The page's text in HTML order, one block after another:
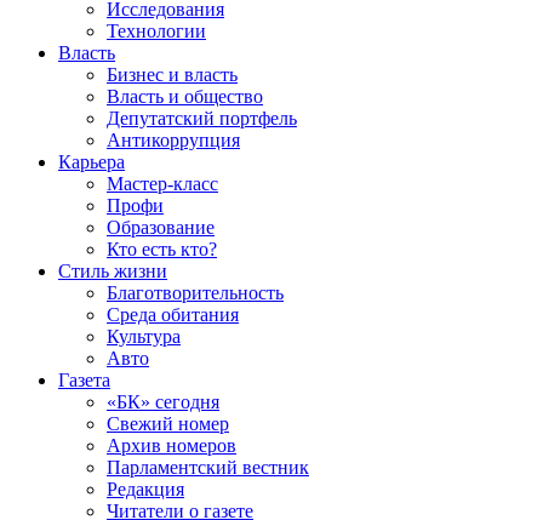
Исследования
Технологии
Власть
Бизнес и власть
Власть и общество
Депутатский портфель
Антикоррупция
Карьера
Мастер-класс
Профи
Образование
Кто есть кто?
Стиль жизни
Благотворительность
Среда обитания
Культура
Авто
Газета
«БК» сегодня
Свежий номер
Архив номеров
Парламентский вестник
Редакция
Читатели о газете